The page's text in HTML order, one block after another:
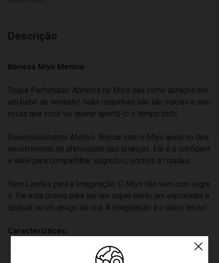
Descrição
Boneca Miyo Menino
Toque Perfumado: Abraços no Miyo são como abraços em
um bebê de verdade! Suas roupinhas são tão macias e chei
rosas que você vai querer apertá-lo o tempo todo.
Desenvolvimento Afetivo: Brincar com o Miyo ajuda no des
envolvimento da afetividade das crianças. Ele é o confident
e ideal para compartilhar segredos, sonhos e risadas.
Sem Limites para a Imaginação: O Miyo não vem com regra
s. Ele está pronto para ser um super-herói, um explorador e
spacial ou um amigo de chá. A imaginação é o único limite!
Características:
- Marca: Cotiplás
- Modelo: 2246